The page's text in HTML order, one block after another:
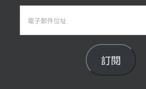
訂閱